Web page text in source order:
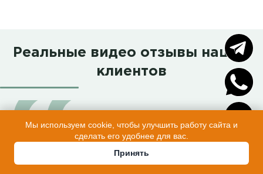
Реальные видео отзывы наших
клиентов
Обзор Заказчицы с огромной
Мы используем cookie, чтобы улучшить работу сайта и
сделать его удобнее для вас.
Принять